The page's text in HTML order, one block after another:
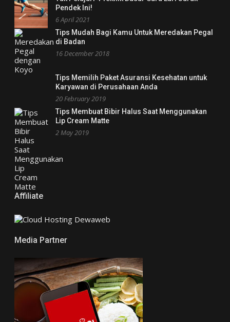
Pendek Ini!
6 April 2021
Tips Mudah Bagi Kamu Untuk Meredakan Pegal
di Badan
16 December 2018
Tips Memilih Paket Asuransi Kesehatan untuk
Karyawan di Perusahaan Anda
20 February 2019
Tips Membuat Bibir Halus Saat Menggunakan
Lip Cream Matte
2 May 2019
Affiliate
Media Partner